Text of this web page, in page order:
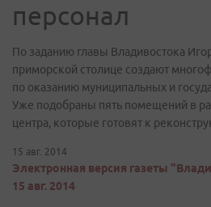
персонал
По заданию главы Владивостока
приморской столице создают
по оказанию муниципальных и
Уже подобраны пять помещений в
центра, которые готовят к
15 авг. 2014
Электронная версия газеты
15 авг. 2014